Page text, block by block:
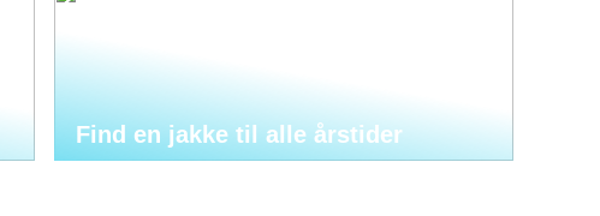
Find en jakke til alle årstider